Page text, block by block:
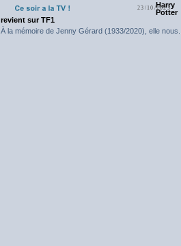
23/10/2023
Harry
Potter
revient sur TF1
À la mémoire de Jenny Gérard (1933/2020), elle nous...